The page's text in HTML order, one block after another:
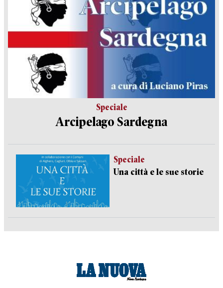
Speciale
Arcipelago Sardegna
Speciale
Una città e le sue storie